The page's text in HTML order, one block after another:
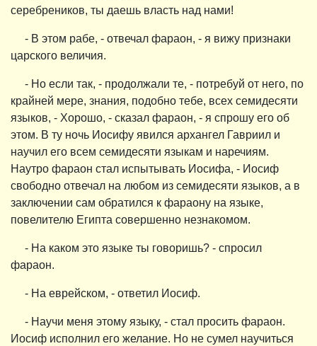
серебреников, ты даешь власть над нами!
- В этом рабе, - отвечал фараон, - я вижу признаки
царского величия.
- Но если так, - продолжали те, - потребуй от него, по
крайней мере, знания, подобно тебе, всех семидесяти
языков, - Хорошо, - сказал фараон, - я спрошу его об
этом. В ту ночь Иосифу явился архангел Гавриил и
научил его всем семидесяти языкам и наречиям.
Наутро фараон стал испытывать Иосифа, - Иосиф
свободно отвечал на любом из семидесяти языков, а в
заключении сам обратился к фараону на языке,
повелителю Египта совершенно незнакомом.
- На каком это языке ты говоришь? - спросил
фараон.
- На еврейском, - ответил Иосиф.
- Научи меня этому языку, - стал просить фараон.
Иосиф исполнил его желание. Но не сумел научиться